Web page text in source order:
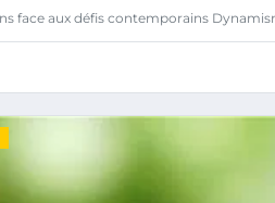
face aux défis contemporains